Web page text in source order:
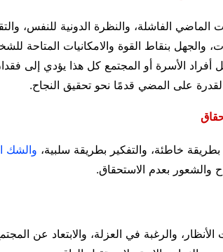
الماضي الفاشلة، والنظرة الدونية للنفس،
والجهل بنقاط القوة والامكانيات المتاحة
الأسرة أو المجتمع كل هذا يؤدي إلى
على المضي قدمًا نحو تحقيق النجاح.
خاطئة، والتفكير بطريقة سلبية، والشك
والشعور بعدم الاستحقاق.
والرغبة في العزلة، والابتعاد عن